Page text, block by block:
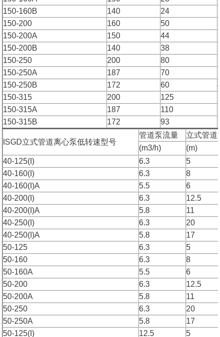
150-160B
140 24
150-200
160 50
150-200A
150 44
150-200B
140 38
150-250
200 80
150-250A
187 70
150-250B
172 60
150-315
200 125
150-315A
187 110
150-315B
172 93
ISGD立式管道离心泵低转速型号
管道泵流量
立式管道
(m3/h)
(m)
40-125(I)
6.3
5
40-160(I)
6.3
8
40-160(I)A
5.5
6
40-200(I)
6.3
12.5
40-200(I)A
5.8
11
40-250(I)
6.3
20
40-250(I)A
5.8
17
50-125
6.3
5
50-160
6.3
8
50-160A
5.5
6
50-200
6.3
12.5
50-200A
5.8
11
50-250
6.3
20
50-250A
5.8
17
50-125(I)
12.5 5